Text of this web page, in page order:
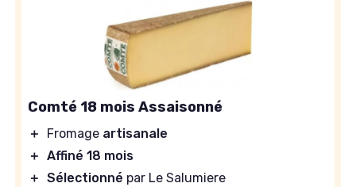
Comté 18 mois Assaisonné
＋ Fromage artisanale
＋ Affiné 18 mois
＋ Sélectionné par Le Salumiere